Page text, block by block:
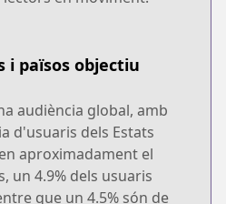
i països objectiu
audiència global, amb
d'usuaris dels Estats
aproximadament el
un 4.9% dels usuaris
que un 4.5% són de